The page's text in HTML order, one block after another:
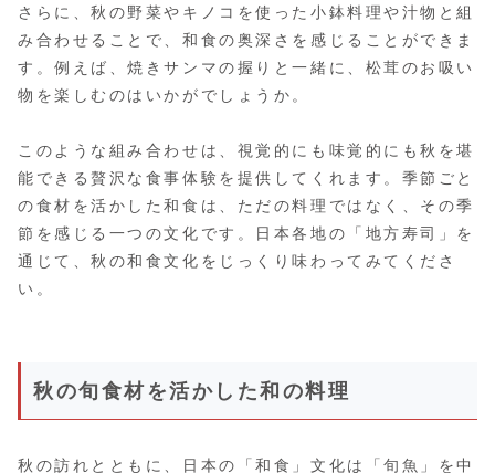
さらに、秋の野菜やキノコを使った小鉢料理や汁物と組
み合わせることで、和食の奥深さを感じることができま
す。例えば、焼きサンマの握りと一緒に、松茸のお吸い
物を楽しむのはいかがでしょうか。
このような組み合わせは、視覚的にも味覚的にも秋を堪
能できる贅沢な食事体験を提供してくれます。季節ごと
の食材を活かした和食は、ただの料理ではなく、その季
節を感じる一つの文化です。日本各地の「地方寿司」を
通じて、秋の和食文化をじっくり味わってみてくださ
い。
秋の旬食材を活かした和の料理
秋の訪れとともに、日本の「和食」文化は「旬魚」を中